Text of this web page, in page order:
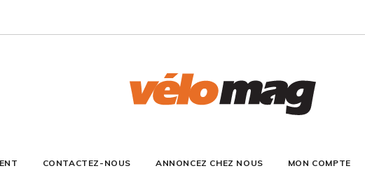
CONTACTEZ-NOUS ANNONCEZ CHEZ NOUS MON COMPTE